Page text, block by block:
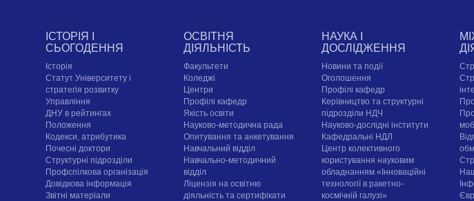
ІСТОРІЯ І
СЬОГОДЕННЯ
Історія
Статут Університету і
стратегія розвитку
Управління
ДНУ в рейтингах
Положення
Кодекси, атрибутика
Почесні доктори
Структурні підрозділи
Профспілкова організація
Довідкова інформація
Звітні матеріали
ОСВІТНЯ
ДІЯЛЬНІСТЬ
Факультети
Коледжі
Центри
Профілі кафедр
Якість освіти
Науково-методична рада
Опитування та анкетування
Навчальний відділ
Навчально-методичний
відділ
Ліцензія на освітню
діяльність та сертифікати
НАУКА І
ДОСЛІДЖЕННЯ
Новини та події
Оголошення
Профілі кафедр
Керівництво та структурні
підрозділи НДЧ
Науково-дослідні інститути
Кафедральні НДЛ
Центр колективного
користування науковим
обладнанням «Інноваційні
технології в ракетно-
космічній галузі»